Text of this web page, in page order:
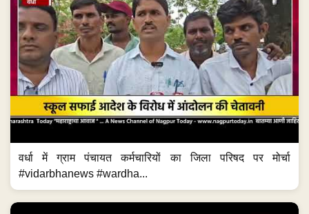
वर्धा में ग्राम पंचायत कर्मचारियों का जिला परिषद पर मोर्चा
#vidarbhanews #wardha...